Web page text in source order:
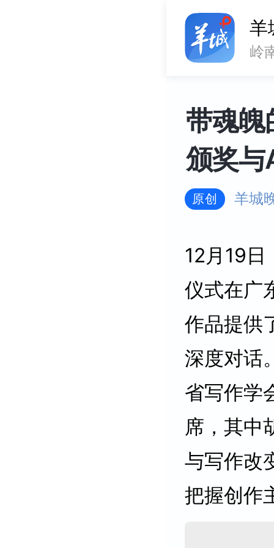
带魂魄
颁奖与
原创 羊城
12月19日
仪式在广
作品提供
深度对话
省写作学
席，其中
与写作改
把握创作
羊
岭